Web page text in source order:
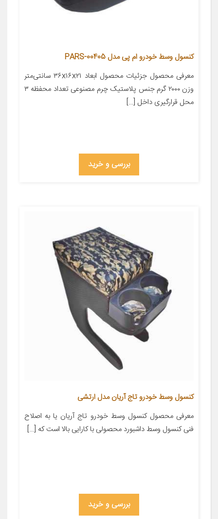
کنسول وسط خودرو ام پی مدل PARS-00405
معرفی محصول جزئیات محصول ابعاد ۳۶x۱۶x۲۱ سانتی‌متر
وزن ۲۰۰۰ گرم جنس پلاستیک چرم مصنوعی تعداد محفظه ۳
محل قرارگیری داخل […]
بررسی و خرید
کنسول وسط خودرو تاج آریان مدل ارتشی
معرفی محصول کنسول وسط خودرو تاج آریان یا به اصلاح
فنی کنسول وسط داشبورد محصولی با کارایی بالا است که […]
بررسی و خرید